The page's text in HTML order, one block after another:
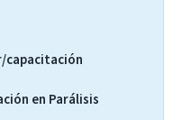
capacitación
en Parálisis